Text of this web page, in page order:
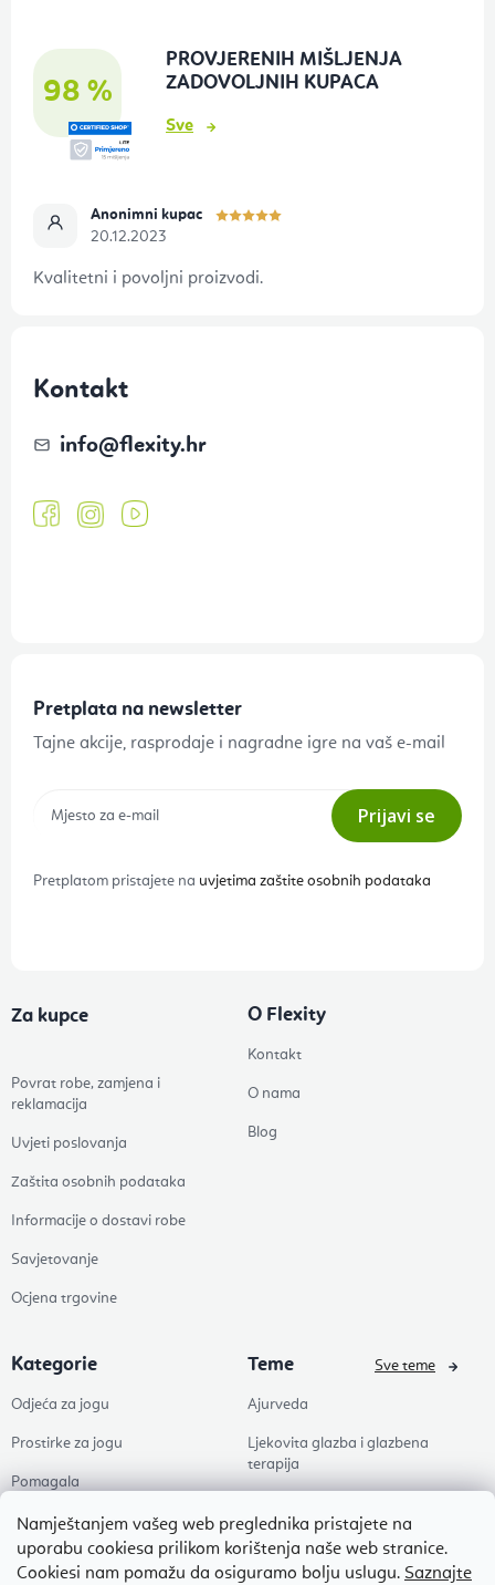
Namještanjem vašeg web preglednika pristajete na
uporabu cookiesa prilikom korištenja naše web stranice.
Cookiesi nam pomažu da osiguramo bolju uslugu. Saznajte
98 %
PROVJERENIH MIŠLJENJA
ZADOVOLJNIH KUPACA
Sve
Anonimni kupac
20.12.2023
Kvalitetni i povoljni proizvodi.
Kontakt
info@flexity.hr
Pretplata na newsletter
Tajne akcije, rasprodaje i nagradne igre na vaš e-mail
Prijavi se
Pretplatom pristajete na uvjetima zaštite osobnih podataka
Za kupce
Povrat robe, zamjena i
reklamacija
Uvjeti poslovanja
Zaštita osobnih podataka
Informacije o dostavi robe
Savjetovanje
Ocjena trgovine
O Flexity
Kontakt
O nama
Blog
Kategorie
Odjeća za jogu
Prostirke za jogu
Pomagala
Zdravlje
Dodaci
Teme
Ajurveda
Ljekovita glazba i glazbena
terapija
Pilates
Zen
Sve teme